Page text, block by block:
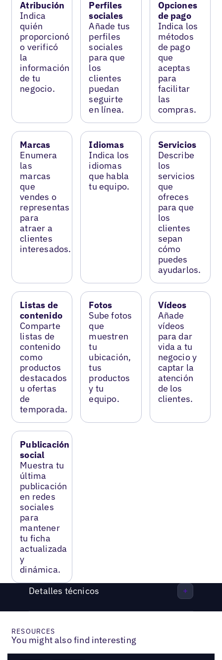
Atribución
Indica
quién
proporcionó
o verificó
la
información
de tu
negocio.
Perfiles
sociales
Añade tus
perfiles
sociales
para que
los
clientes
puedan
seguirte
en línea.
Opciones
de pago
Indica los
métodos
de pago
que
aceptas
para
facilitar
las
compras.
Marcas
Enumera
las
marcas
que
vendes o
representas
para
atraer a
clientes
interesados.
Idiomas
Indica los
idiomas
que habla
tu equipo.
Servicios
Describe
los
servicios
que
ofreces
para que
los
clientes
sepan
cómo
puedes
ayudarlos.
Listas de
contenido
Comparte
listas de
contenido
como
productos
destacados
u ofertas
de
temporada.
Fotos
Sube fotos
que
muestren
tu
ubicación,
tus
productos
y tu
equipo.
Vídeos
Añade
vídeos
para dar
vida a tu
negocio y
captar la
atención
de los
clientes.
Publicación
social
Muestra tu
última
publicación
en redes
sociales
para
mantener
tu ficha
actualizada
y
dinámica.
Detalles técnicos
RESOURCES
You might also find interesting